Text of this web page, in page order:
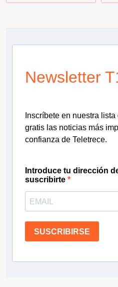
Newsletter
Inscríbete en nuestra
gratis las noticias más
confianza de Teletrece.
Introduce tu dirección
suscribirte
SUSCRIBIRSE